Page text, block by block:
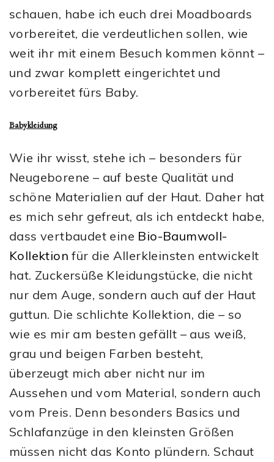
schauen, habe ich euch drei Moadboards
vorbereitet, die verdeutlichen sollen, wie
weit ihr mit einem Besuch kommen könnt –
und zwar komplett eingerichtet und
vorbereitet fürs Baby.
Babykleidung
Wie ihr wisst, stehe ich – besonders für
Neugeborene – auf beste Qualität und
schöne Materialien auf der Haut. Daher hat
es mich sehr gefreut, als ich entdeckt habe,
dass vertbaudet eine Bio-Baumwoll-
Kollektion für die Allerkleinsten entwickelt
hat. Zuckersüße Kleidungstücke, die nicht
nur dem Auge, sondern auch auf der Haut
guttun. Die schlichte Kollektion, die – so
wie es mir am besten gefällt – aus weiß,
grau und beigen Farben besteht,
überzeugt mich aber nicht nur im
Aussehen und vom Material, sondern auch
vom Preis. Denn besonders Basics und
Schlafanzüge in den kleinsten Größen
müssen nicht das Konto plündern. Schaut